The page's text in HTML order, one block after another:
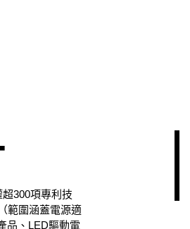
300項專利技
範圍涵蓋電源適
品、LED驅動電